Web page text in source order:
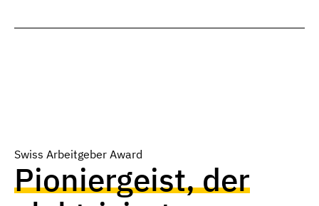
Swiss Arbeitgeber Award
Pioniergeist, der